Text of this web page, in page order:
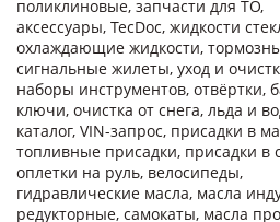
поликлиновые, запчасти для ТО,
аксессуары, TecDoc, жидкости
охлаждающие жидкости,
сигнальные жилеты, уход и
наборы инструментов, отвёртки,
ключи, очистка от снега, льда и
каталог, VIN-запрос, присадки в
топливные присадки, присадки в
оплетки на руль, велосипеды,
гидравлические масла, масла
редукторные, самокаты, масла